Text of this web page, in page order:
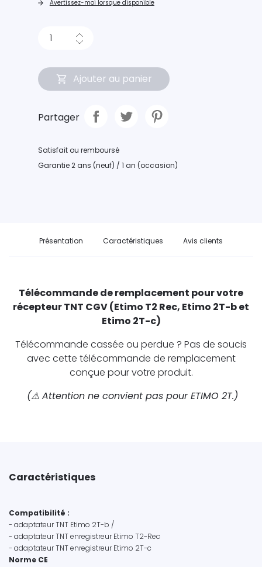
Avertissez-moi lorsque disponible
Ajouter au panier
Partager
Satisfait ou remboursé
Garantie 2 ans (neuf) / 1 an (occasion)
Présentation Caractéristiques Avis clients
Télécommande de remplacement pour votre
récepteur TNT CGV (Etimo T2 Rec, Etimo 2T-b et
Etimo 2T-c)
Télécommande cassée ou perdue ? Pas de soucis
avec cette télécommande de remplacement
conçue pour votre produit.
(⚠ Attention ne convient pas pour ETIMO 2T.)
Caractéristiques
Compatibilité :
- adaptateur TNT Etimo 2T-b /
- adaptateur TNT enregistreur Etimo T2-Rec
- adaptateur TNT enregistreur Etimo 2T-c
Norme CE